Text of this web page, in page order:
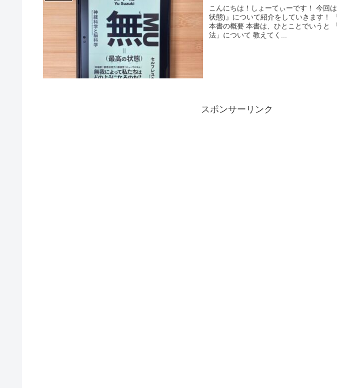
こんにちは！しょーてぃーです！ 今回
状態)』について紹介をしていきます！
本書の概要 本書は、ひとことでいうと
法」について 教えてく...
スポンサーリンク